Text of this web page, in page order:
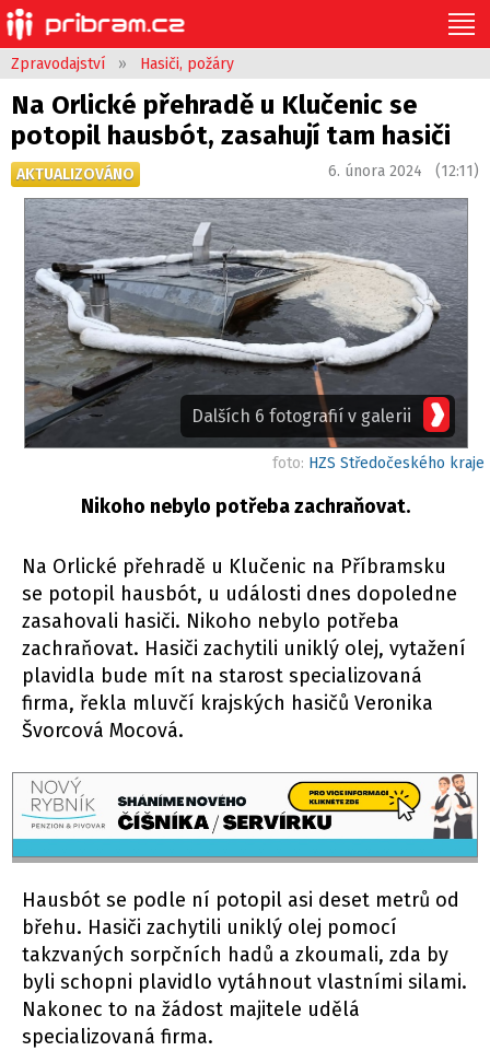
Zpravodajství » Hasiči, požáry
Na Orlické přehradě u Klučenic se
potopil hausbót, zasahují tam hasiči
AKTUALIZOVÁNO 6. února 2024 (12:11)
Dalších 6 fotografií v galerii
foto: HZS Středočeského kraje
Nikoho nebylo potřeba zachraňovat.
Na Orlické přehradě u Klučenic na Příbramsku
se potopil hausbót, u události dnes dopoledne
zasahovali hasiči. Nikoho nebylo potřeba
zachraňovat. Hasiči zachytili uniklý olej, vytažení
plavidla bude mít na starost specializovaná
firma, řekla mluvčí krajských hasičů Veronika
Švorcová Mocová.
Hausbót se podle ní potopil asi deset metrů od
břehu. Hasiči zachytili uniklý olej pomocí
takzvaných sorpčních hadů a zkoumali, zda by
byli schopni plavidlo vytáhnout vlastními silami.
Nakonec to na žádost majitele udělá
specializovaná firma.